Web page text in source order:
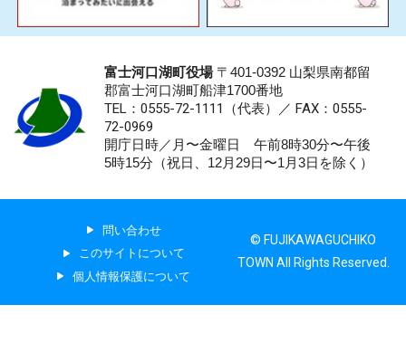
富士河口湖町役場〒401-0392 山梨県南都留
郡富士河口湖町船津1700番地
TEL：0555-72-1111 （代表）／ FAX：0555-
72-0969
開庁日時／月〜金曜日 午前8時30分〜午後
5時15分（祝日、12月29日〜1月3日を除く）
問い合わせ
このサイトについて
個人情報保護について
© FUJIKAWAGUCHIKO
TOWN All Rights Reserved.